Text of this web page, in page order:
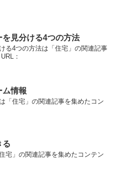
見分ける4つの方法
る4つの方法は「住宅」の関連記事
：
ム情報
「住宅」の関連記事を集めたコン
る
宅」の関連記事を集めたコンテン